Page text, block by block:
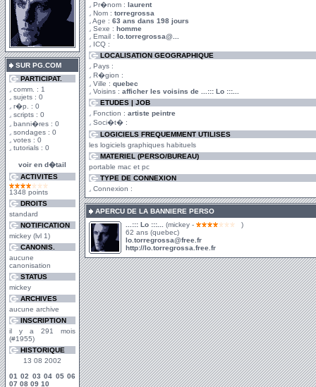
SUR PG.COM
PARTICIPAT.
comm. : 1
sujets : 0
r�p. : 0
scripts : 0
banni�res : 0
sondages : 0
votes : 0
tutorials : 0
voir en d�tail
ACTIVITES
1348 points
DROITS
standard
NOTIFICATION
mickey (lvl 1)
CANONIS.
aucune
canonisation
STATUS
mickey
ARCHIVES
aucune archive
INSCRIPTION
il y a 291 mois
(#1955)
HISTORIQUE
13 08 2002
01 02 03 04 05 06
07 08 09 10
Pr�nom : laurent
Nom : torregrossa
Age : 63 ans dans 198 jours
Sexe : homme
Email : lo.torregrossa@...
ICQ :
LOCALISATION GEOGRAPHIQUE
Pays :
R�gion :
Ville : quebec
Voisins : afficher les voisins de ...::: Lo :::...
ETUDES | JOB
Fonction : artiste peintre
Soci�t� :
LOGICIELS FREQUEMMENT UTILISES
les logiciels graphiques habituels
MATERIEL (PERSO/BUREAU)
portable mac et pc
TYPE DE CONNEXION
Connexion :
APERCU DE LA BANNIERE PERSO
...::: Lo :::...
(mickey -
)
62 ans (quebec)
lo.torregrossa@free.fr
http://lo.torregrossa.free.fr